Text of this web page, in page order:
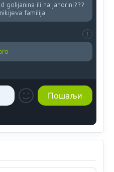
golijanina ili na jahorini???
familija